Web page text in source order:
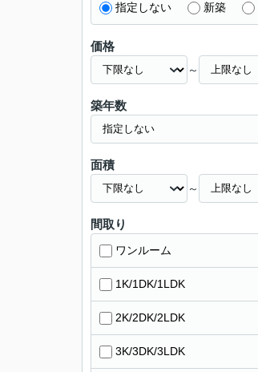
指定しない 新築
価格
～
築年数
面積
～
間取り
ワンルーム
1K/1DK/1LDK
2K/2DK/2LDK
3K/3DK/3LDK